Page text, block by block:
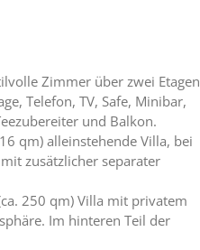
Zimmer über zwei
Telefon, TV, Safe, Minibar,
und Balkon.
qm) alleinstehende Villa, bei
zusätzlicher separater
250 qm) Villa mit privatem
Im hinteren Teil der